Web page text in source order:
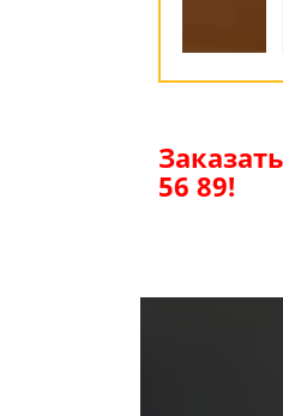
56 89!